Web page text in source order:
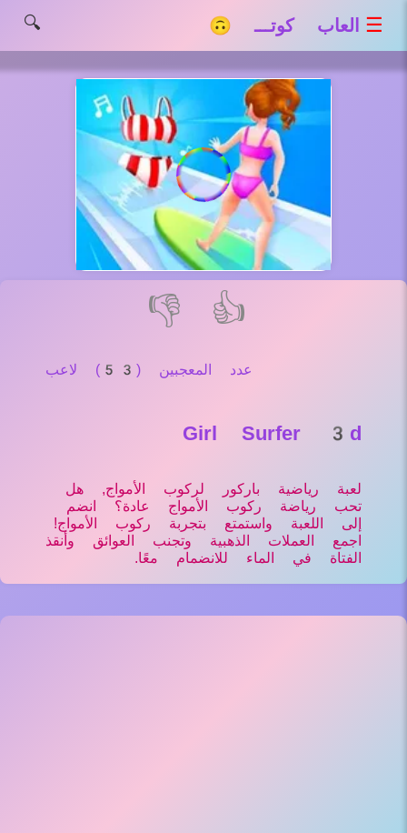
☰ العاب كوتـــ 🙃 🔍
👍
👎
عدد المعجبين (53) لاعب
Girl Surfer 3d
لعبة رياضية باركور لركوب الأمواج, هل
تحب رياضة ركوب الأمواج عادة؟ انضم
إلى اللعبة واستمتع بتجربة ركوب الأمواج!
اجمع العملات الذهبية وتجنب العوائق وأنقذ
الفتاة في الماء للانضمام معًا.